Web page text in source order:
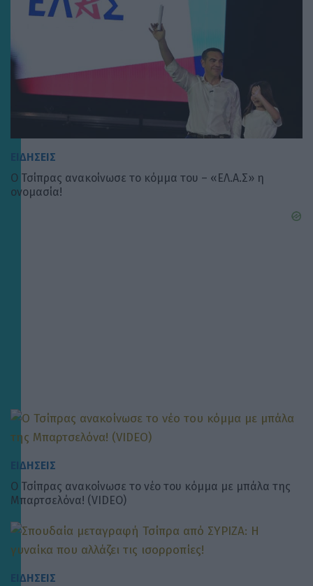
ΕΙΔΗΣΕΙΣ
Ο Τσίπρας ανακοίνωσε το κόμμα του – «ΕΛ.Α.Σ» η
ονομασία!
ΕΙΔΗΣΕΙΣ
Ο Τσίπρας ανακοίνωσε το νέο του κόμμα με μπάλα της
Μπαρτσελόνα! (VIDEO)
ΕΙΔΗΣΕΙΣ